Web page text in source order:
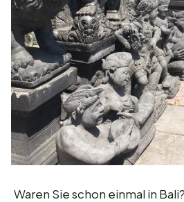
Waren Sie schon einmal in